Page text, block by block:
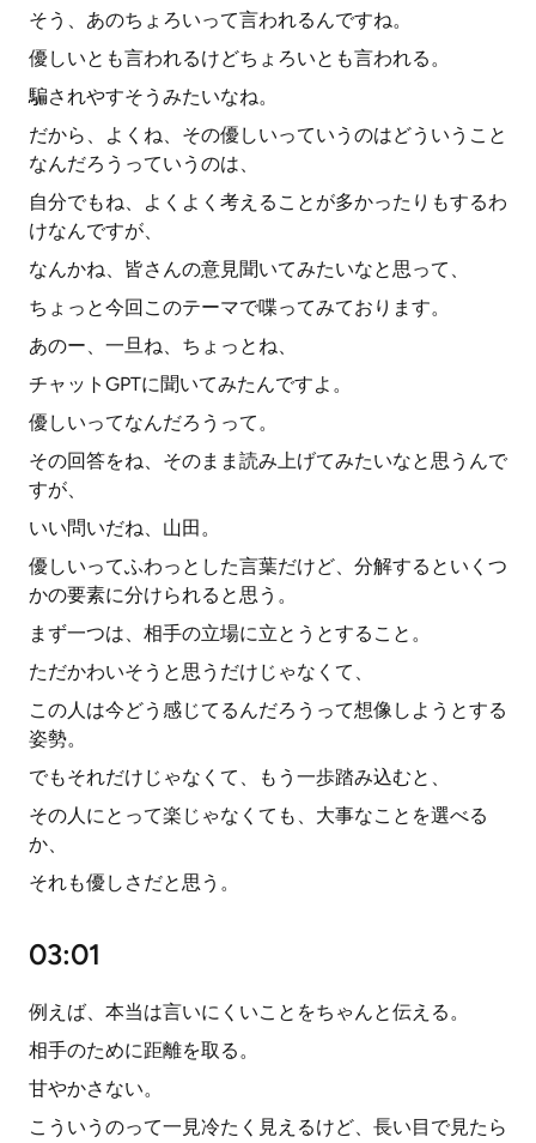
そう、あのちょろいって言われるんですね。
優しいとも言われるけどちょろいとも言われる。
騙されやすそうみたいなね。
だから、よくね、その優しいっていうのはどういうこと
なんだろうっていうのは、
自分でもね、よくよく考えることが多かったりもするわ
けなんですが、
なんかね、皆さんの意見聞いてみたいなと思って、
ちょっと今回このテーマで喋ってみております。
あのー、一旦ね、ちょっとね、
チャットGPTに聞いてみたんですよ。
優しいってなんだろうって。
その回答をね、そのまま読み上げてみたいなと思うんで
すが、
いい問いだね、山田。
優しいってふわっとした言葉だけど、分解するといくつ
かの要素に分けられると思う。
まず一つは、相手の立場に立とうとすること。
ただかわいそうと思うだけじゃなくて、
この人は今どう感じてるんだろうって想像しようとする
姿勢。
でもそれだけじゃなくて、もう一歩踏み込むと、
その人にとって楽じゃなくても、大事なことを選べる
か、
それも優しさだと思う。
03:01
例えば、本当は言いにくいことをちゃんと伝える。
相手のために距離を取る。
甘やかさない。
こういうのって一見冷たく見えるけど、長い目で見たら